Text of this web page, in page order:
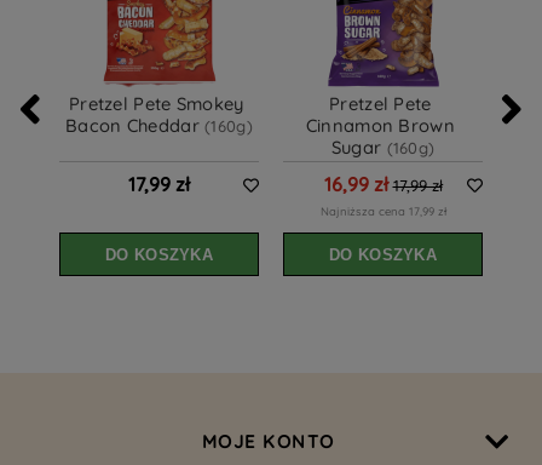
Pretzel Pete Smokey
Bacon Cheddar (160g)
17,99 zł
DO KOSZYKA
Pretzel Pete
Cinnamon Brown
Sugar (160g)
16,99 zł 17,99 zł
Najniższa cena 17,99 zł
DO KOSZYKA
MOJE KONTO